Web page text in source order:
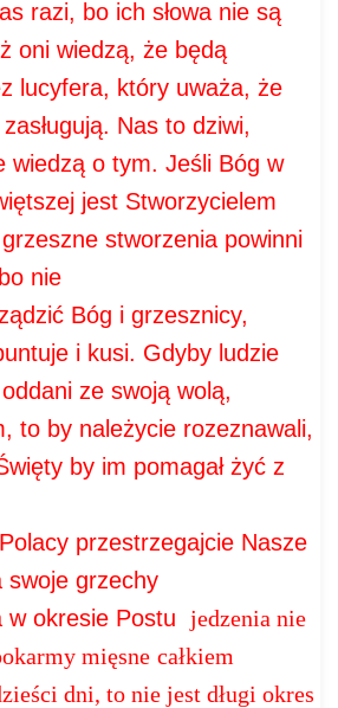
razi, bo ich słowa nie są
oni wiedzą, że będą
lucyfera, który uważa, że
Nas to dziwi,
wiedzą o tym. Jeśli Bóg w
jest Stworzycielem
grzeszne stworzenia powinni
bo nie
Bóg i grzesznicy,
i kusi. Gdyby ludzie
ze swoją wolą,
to by należycie rozeznawali,
by im pomagałżyć z
przestrzegajcie Nasze
swoje grzechy
w okresie Postujedzenia nie
mięsne całkiem
dni, to nie jest długi okres